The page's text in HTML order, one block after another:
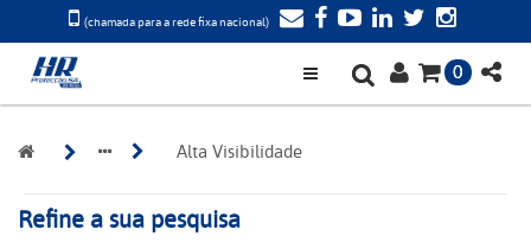
(chamada para a rede fixa nacional)
0
Alta Visibilidade
Refine a sua pesquisa